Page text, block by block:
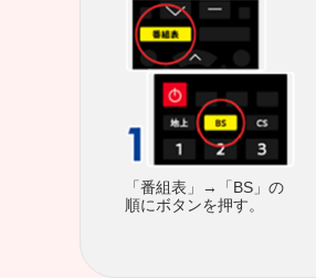
「番組表」→「BS」の
順にボタンを押す。